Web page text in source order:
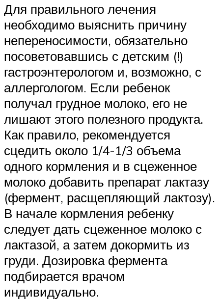
Для правильного лечения
необходимо выяснить причину
непереносимости, обязательно
посоветовавшись с детским (!)
гастроэнтерологом и, возможно, с
аллергологом. Если ребенок
получал грудное молоко, его не
лишают этого полезного продукта.
Как правило, рекомендуется
сцедить около 1/4-1/3 объема
одного кормления и в сцеженное
молоко добавить препарат лактазу
(фермент, расщепляющий лактозу).
В начале кормления ребенку
следует дать сцеженное молоко с
лактазой, а затем докормить из
груди. Дозировка фермента
подбирается врачом
индивидуально.